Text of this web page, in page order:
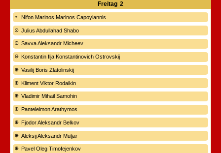
Freitag 2
Nifon Marinos Marinos Capoyiannis
Julius Abdullahad Shabo
Savva Aleksandr Micheev
Konstantin Ilja Konstantinovich Ostrovskij
Vasilij Boris Zlatolinskij
Kliment Viktor Rodaikin
Vladimir Mihail Samohin
Panteleimon Arathymos
Fjodor Aleksandr Belkov
Aleksij Aleksandr Muljar
Pavel Oleg Timofejenkov